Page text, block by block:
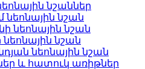
նշաններ
նեոնային նշան
նեոնային նշան
նեոնային նշան
նեոնային նշան
և հատուկ առիթներ